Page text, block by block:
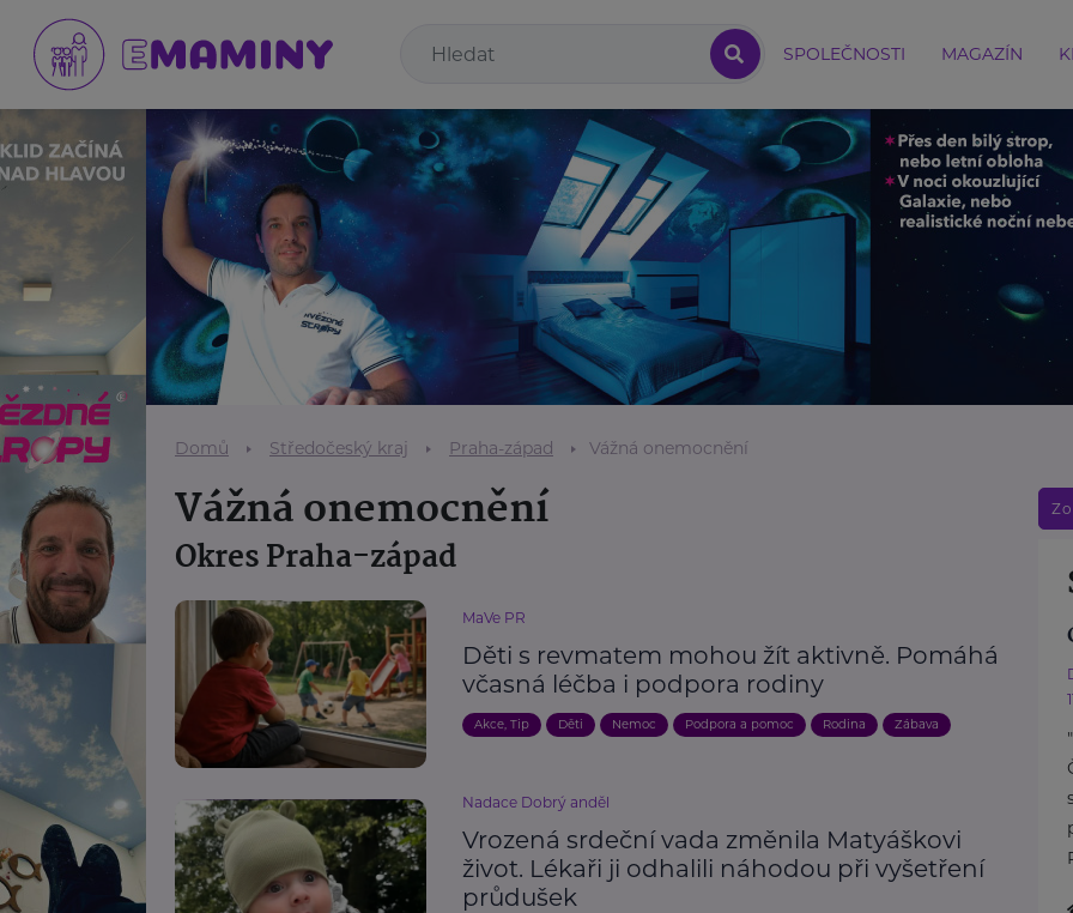
SPOLEČNOSTI MAGAZÍN
Domů Středočeský kraj Praha-západ Vážná onemocnění
Vážná onemocnění
Okres Praha-západ
MaVe PR
Děti s revmatem mohou žít aktivně. Pomáhá
včasná léčba i podpora rodiny
Akce, Tip Děti Nemoc Podpora a pomoc Rodina Zábava
Nadace Dobrý anděl
Vrozená srdeční vada změnila Matyáškovi
život. Lékaři ji odhalili náhodou při vyšetření
průdušek